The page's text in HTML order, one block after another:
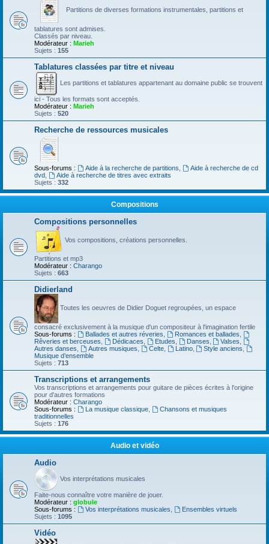
Partitions de diverses formations instrumentales, partitions et
tablatures sont admises.
Classés par niveau.
Modérateur : Marieh
Sujets : 155
Tablatures classées par titre et niveau
Les partitions et tablatures appartenant au domaine public se trouvent
ici - Tous les formats sont acceptés.
Modérateur : Marieh
Sujets : 520
Recherche de ressources musicales
Sous-forums : Aide à la recherche de partitions
Aide à recherche de cd
dvd
Aide à recherche de titres avec extraits
Sujets : 332
Compositions
Compositions personnelles
Vos compositions, créations personnelles.
Partitions et mp3
Modérateur : Charango
Sujets : 663
Didierland
Toutes les oeuvres de Didier Doguet regroupées, un espace
consacré exclusivement à la musique d'un compositeur à l'imagination fertile
Sous-forums :
Ballades et autres réveries Romances et ballades
Rêveries et berceuses
Dédicaces Etudes Danses Valses
Autres danses
Autres musiques Celte, Latino, Style anciens
Musique d’ensemble
Sujets : 713
Transcriptions et arrangements
Vos transcriptions et arrangements pour guitare de pièces écrites à l'origine
pour d'autres formations
Modérateur : Charango
Sous-forums :
La musique classique,
Chansons et musiques
traditionnelles
Sujets : 176
Audio et vidéo
Audio
Vos interprétations musicales
Faite-nous connaître votre manière de jouer.
Modérateur : globule
Sous-forums :
Vos interprétations musicales
Ensembles virtuels
Sujets : 1095
Vidéo